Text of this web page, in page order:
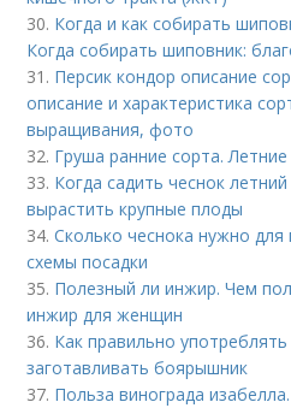
30. Когда и как собирать
Когда собирать шиповник:
31. Персик кондор описание
описание и характеристика
выращивания, фото
32. Груша ранние сорта.
33. Когда садить чеснок
вырастить крупные плоды
34.Сколько чеснока нужно
схемы посадки
35. Полезный ли инжир. Чем
инжир для женщин
36. Как правильно
заготавливать боярышник
37. Польза винограда